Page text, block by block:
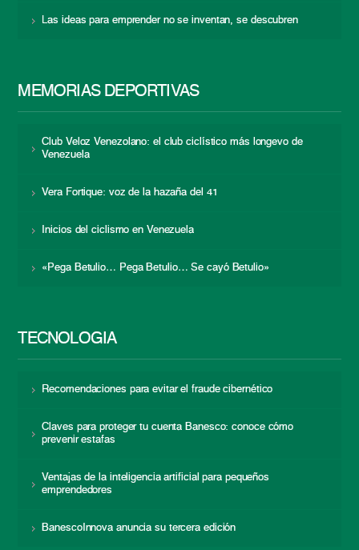
Las ideas para emprender no se inventan, se descubren
MEMORIAS DEPORTIVAS
Club Veloz Venezolano: el club ciclístico más longevo de
Venezuela
Vera Fortique: voz de la hazaña del 41
Inicios del ciclismo en Venezuela
«Pega Betulio… Pega Betulio… Se cayó Betulio»
TECNOLOGÍA
Recomendaciones para evitar el fraude cibernético
Claves para proteger tu cuenta Banesco: conoce cómo
prevenir estafas
Ventajas de la inteligencia artificial para pequeños
emprendedores
BanescoInnova anuncia su tercera edición